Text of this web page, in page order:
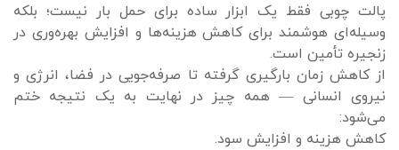
پالت چوبی فقط یک ابزار ساده برای حمل بار نیست؛ بلکه
وسیله‌ای هوشمند برای کاهش هزینه‌ها و افزایش بهره‌وری در
زنجیره تأمین است.
از کاهش زمان بارگیری گرفته تا صرفه‌جویی در فضا، انرژی و
نیروی انسانی — همه چیز در نهایت به یک نتیجه ختم
می‌شود:
کاهش هزینه و افزایش سود.